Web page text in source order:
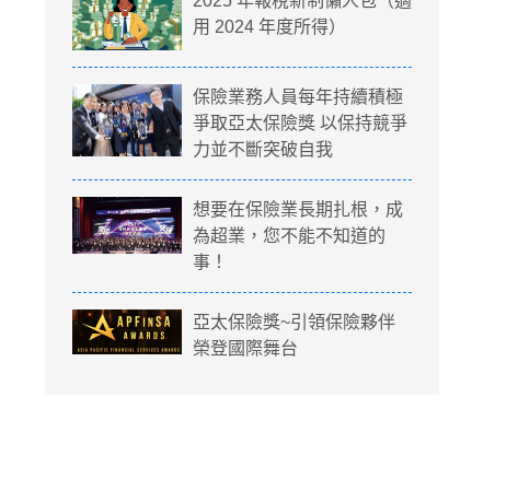
用 2024 年度所得）
保險業務人員每年持續積極
爭取亞太保險獎 以保持競爭
力並不斷突破自我
想要在保險業長期扎根，成
為超業，您不能不知道的
事！
亞太保險獎~引領保險夥伴
榮登國際舞台